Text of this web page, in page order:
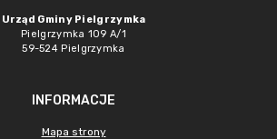
Urząd Gminy Pielgrzymka
Pielgrzymka 109 A/1
59-524 Pielgrzymka
INFORMACJE
Mapa strony